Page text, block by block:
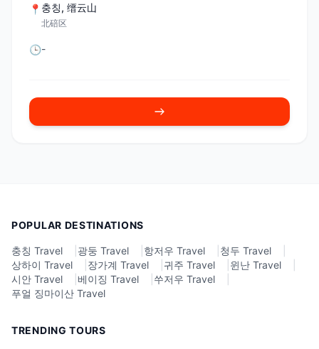
📍 충칭, 缙云山
北碚区
🕒-
POPULAR DESTINATIONS
충칭 Travel 광둥 Travel 항저우 Travel 청두 Travel
상하이 Travel
장가계 Travel 귀주 Travel 윈난 Travel
시안 Travel
베이징 Travel 쑤저우 Travel
푸얼 징마이산 Travel
TRENDING TOURS